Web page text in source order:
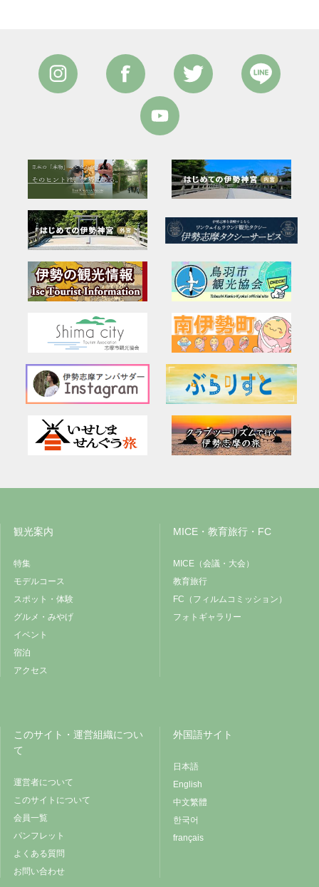
観光案内
特集
モデルコース
スポット・体験
グルメ・みやげ
イベント
宿泊
アクセス
MICE・教育旅行・FC
MICE（会議・大会）
教育旅行
FC（フィルムコミッション）
フォトギャラリー
このサイト・運営組織につい
て
運営者について
このサイトについて
会員一覧
パンフレット
よくある質問
お問い合わせ
外国語サイト
日本語
English
中文繁體
한국어
français